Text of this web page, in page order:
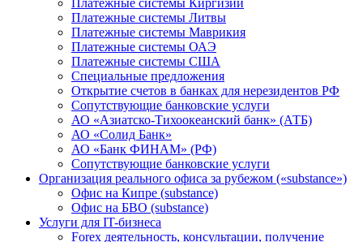
Платежные системы Киргизии
Платежные системы Литвы
Платежные системы Маврикия
Платежные системы ОАЭ
Платежные системы США
Специальные предложения
Открытие счетов в банках для нерезидентов РФ
Сопутствующие банковские услуги
АО «Азиатско-Тихоокеанский банк» (АТБ)
АО «Солид Банк»
АО «Банк ФИНАМ» (РФ)
Сопутствующие банковские услуги
Организация реального офиса за рубежом («substance»)
Офис на Кипре (substance)
Офис на БВО (substance)
Услуги для IT-бизнеса
Forex деятельность, консультации, получение